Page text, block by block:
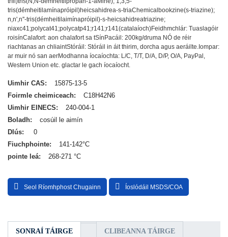
tris(démheitilamínapróipil)heicsahidrea-s-triaChemicalbookzine(s-triazine);
n,n',n''-tris(démheitilaimínapróipil)-s-heicsahidreatriazine;
niaxc41;polycat41;polycatp41;r141;r141(catalaíoch)Feidhmchlár: Tuaslagóir
roisínCalafort: aon chalafort sa tSín Pacáil: 200kg/druma NÓ de réir
riachtanas an chliaintStóráil: Stóráil in áit thirim, dorcha agus aeráilte. Iompar:
ar muir nó san aerModhanna íocaíochta: L/C, T/T, D/A, D/P, O/A, PayPal,
Western Union etc. glactar le gach íocaíocht.
Uimhir CAS:
15875-13-5
Foirmle cheimiceach:
C18H42N6
Uimhir EINECS:
240-004-1
Boladh:
cosúil le aimín
Dlús:
0
Fiuchphointe:
141-142°C
pointe leá:
268-271 °C
Seol Ríomhphost Chugainn Íoslódáil MSDS/COA
SONRAÍ TÁIRGE CLIBEANNA TÁIRGE